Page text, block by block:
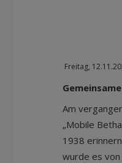
Freitag,
Am
„Mobile
1938
wurde es